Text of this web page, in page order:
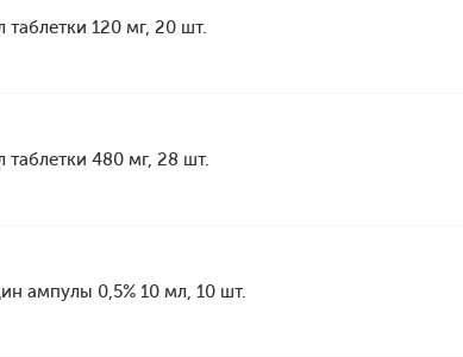
таблетки 120 мг, 20 шт.
таблетки 480 мг, 28 шт.
ампулы 0,5% 10 мл, 10 шт.